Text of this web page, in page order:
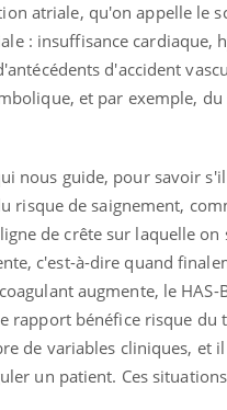
atriale, qu'on appelle le
: insuffisance cardiaque,
d'accident
et par exemple,
nous guide, pour savoir
risque de saignement,
de crête sur laquelle
c'est-à-dire quand
augmente, le
rapport bénéfice risque
de variables cliniques, et
un patient. Ces